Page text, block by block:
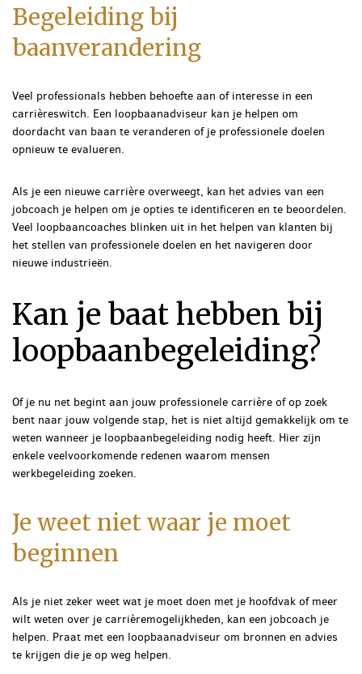
Begeleiding bij
baanverandering
Veel professionals hebben behoefte aan of interesse in een
carrièreswitch. Een loopbaanadviseur kan je helpen om
doordacht van baan te veranderen of je professionele doelen
opnieuw te evalueren.
Als je een nieuwe carrière overweegt, kan het advies van een
jobcoach je helpen om je opties te identificeren en te beoordelen.
Veel loopbaancoaches blinken uit in het helpen van klanten bij
het stellen van professionele doelen en het navigeren door
nieuwe industrieën.
Kan je baat hebben bij
loopbaanbegeleiding?
Of je nu net begint aan jouw professionele carrière of op zoek
bent naar jouw volgende stap, het is niet altijd gemakkelijk om te
weten wanneer je loopbaanbegeleiding nodig heeft. Hier zijn
enkele veelvoorkomende redenen waarom mensen
werkbegeleiding zoeken.
Je weet niet waar je moet
beginnen
Als je niet zeker weet wat je moet doen met je hoofdvak of meer
wilt weten over je carrièremogelijkheden, kan een jobcoach je
helpen. Praat met een loopbaanadviseur om bronnen en advies
te krijgen die je op weg helpen.